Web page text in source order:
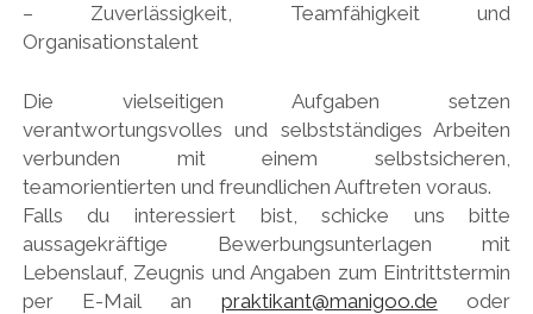
– Zuverlässigkeit, Teamfähigkeit und
Organisationstalent
Die vielseitigen Aufgaben setzen
verantwortungsvolles und selbstständiges Arbeiten
verbunden mit einem selbstsicheren,
teamorientierten und freundlichen Auftreten voraus.
Falls du interessiert bist, schicke uns bitte
aussagekräftige Bewerbungsunterlagen mit
Lebenslauf, Zeugnis und Angaben zum Eintrittstermin
per E-Mail an praktikant@manigoo.de oder